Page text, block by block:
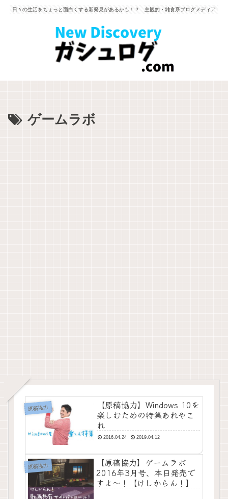
日々の生活をちょっと面白くする新発見があるかも！？ 主観的・雑食系ブログメディア
ゲームラボ
原稿協力
【原稿協力】Windows 10を
楽しむための特集あれやこ
れ
2016.04.24 2019.04.12
原稿協力
【原稿協力】ゲームラボ
2016年3月号、本日発売で
すよ〜！【けしからん！】